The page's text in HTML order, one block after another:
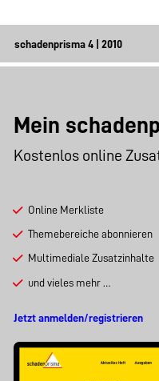
Mein
Kostenlos online
Online Merkliste
Themebereiche abonnieren
Multimediale Zusatzinhalte
und vieles mehr …
Jetzt anmelden/registrieren